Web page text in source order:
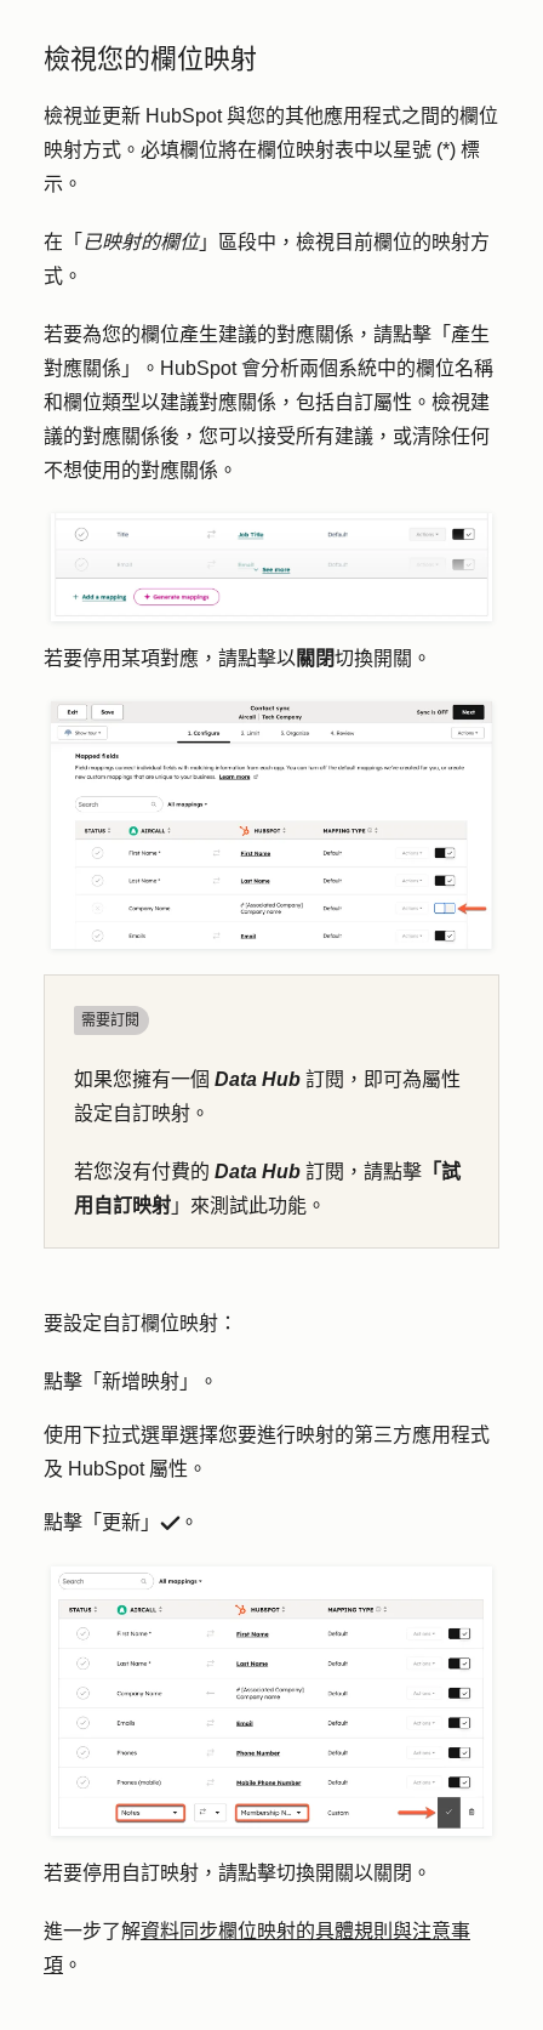
檢視您的欄位映射
檢視並更新 HubSpot 與您的其他應用程式之間的欄位
映射方式。必填欄位將在欄位映射表中以星號 (*) 標
示。
在「 已映射的欄位」區段中，檢視目前欄位的映射方
式。
若要為您的欄位產生建議的對應關係，請點擊 「產生
對應關係 」。HubSpot 會分析兩個系統中的欄位名稱
和欄位類型以建議對應關係，包括自訂屬性。檢視建
議的對應關係後，您可以接受所有建議，或清除任何
不想使用的對應關係。
若要停用某項對應，請點擊以 關閉切換開關。
需要訂閱
如果您擁有一個 Data Hub 訂閱，即可為屬性
設定自訂映射。
若您沒有付費的 Data Hub 訂閱，請點擊 「試
用自訂映射 」來測試此功能。
要設定自訂欄位映射：
點擊「 新增映射 」。
使用下拉式選單選擇您要進行映射的第三方應用程式
及 HubSpot 屬性。
點擊「 更新 」 success。
若要停用自訂映射，請點擊切換開關以關閉 。
進一步了解資料同步欄位映射的具體規則與注意事
項 。